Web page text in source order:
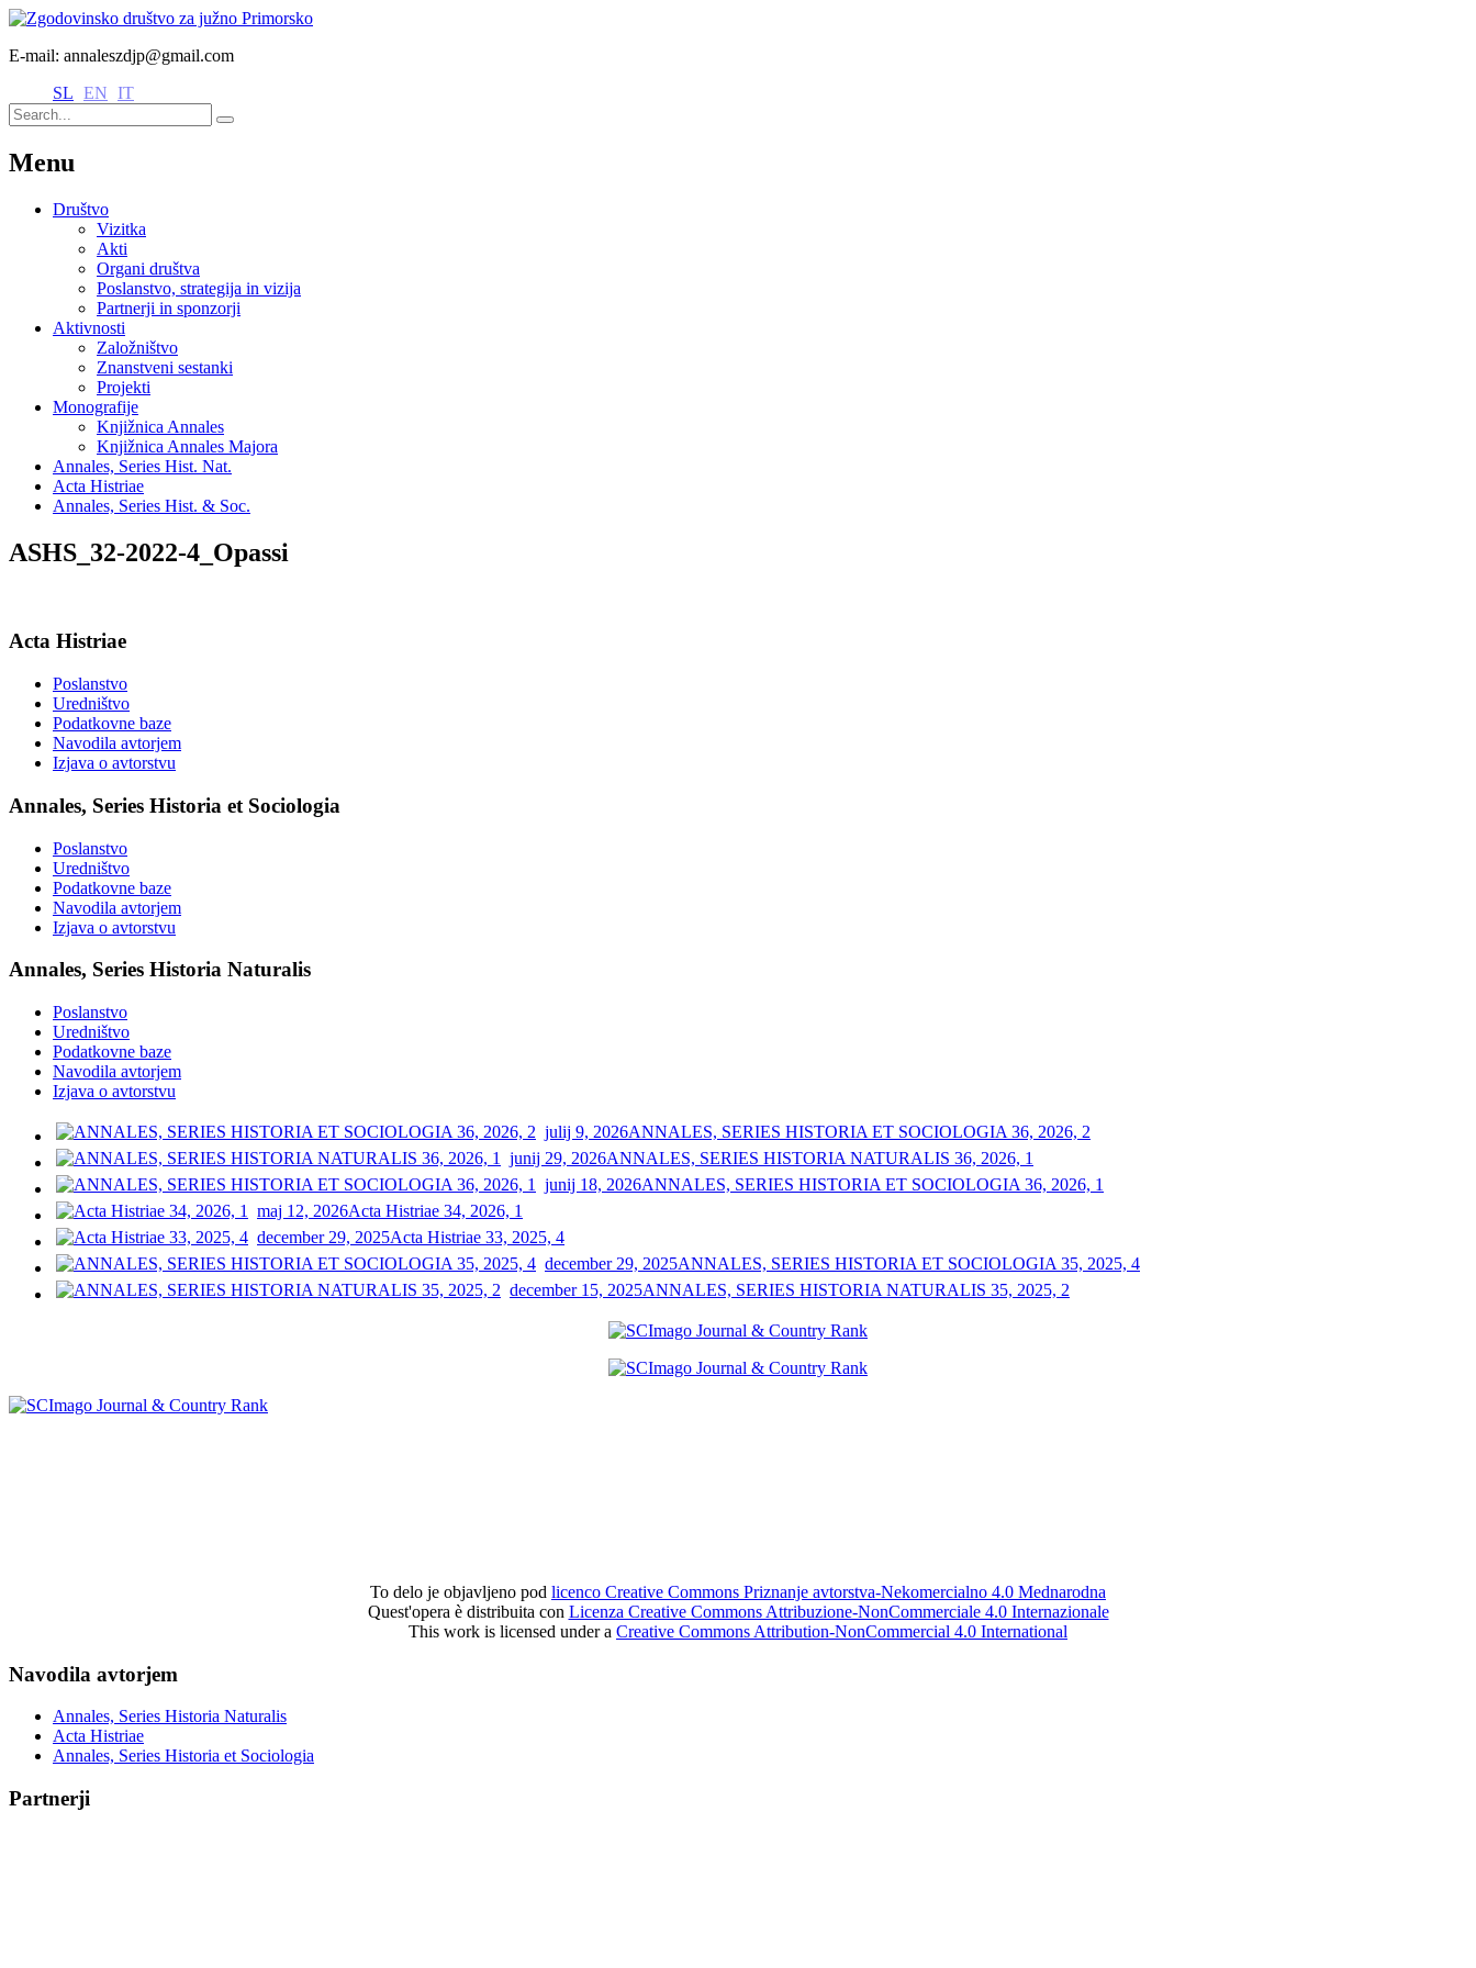
E-mail: annaleszdjp@gmail.com
SL EN IT
Menu
Društvo
Vizitka
Akti
Organi društva
Poslanstvo, strategija in vizija
Partnerji in sponzorji
Aktivnosti
Založništvo
Znanstveni sestanki
Projekti
Monografije
Knjižnica Annales
Knjižnica Annales Majora
Annales, Series Hist. Nat.
Acta Histriae
Annales, Series Hist. & Soc.
ASHS_32-2022-4_Opassi
Acta Histriae
Poslanstvo
Uredništvo
Podatkovne baze
Navodila avtorjem
Izjava o avtorstvu
Annales, Series Historia et Sociologia
Poslanstvo
Uredništvo
Podatkovne baze
Navodila avtorjem
Izjava o avtorstvu
Annales, Series Historia Naturalis
Poslanstvo
Uredništvo
Podatkovne baze
Navodila avtorjem
Izjava o avtorstvu
julij 9, 2026ANNALES, SERIES HISTORIA ET SOCIOLOGIA 36, 2026, 2
junij 29, 2026ANNALES, SERIES HISTORIA NATURALIS 36, 2026, 1
junij 18, 2026ANNALES, SERIES HISTORIA ET SOCIOLOGIA 36, 2026, 1
maj 12, 2026Acta Histriae 34, 2026, 1
december 29, 2025Acta Histriae 33, 2025, 4
december 29, 2025ANNALES, SERIES HISTORIA ET SOCIOLOGIA 35, 2025, 4
december 15, 2025ANNALES, SERIES HISTORIA NATURALIS 35, 2025, 2
To delo je objavljeno pod licenco Creative Commons Priznanje avtorstva-Nekomercialno 4.0 Mednarodna
Quest'opera è distribuita con Licenza Creative Commons Attribuzione-NonCommerciale 4.0 Internazionale
This work is licensed under a Creative Commons Attribution-NonCommercial 4.0 International
Navodila avtorjem
Annales, Series Historia Naturalis
Acta Histriae
Annales, Series Historia et Sociologia
Partnerji